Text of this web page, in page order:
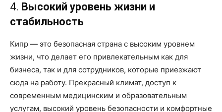
4. Высокий уровень жизни и
стабильность
Кипр — это безопасная страна с высоким уровнем
жизни, что делает его привлекательным как для
бизнеса, так и для сотрудников, которые приезжают
сюда на работу. Прекрасный климат, доступ к
современным медицинским и образовательным
услугам, высокий уровень безопасности и комфортные